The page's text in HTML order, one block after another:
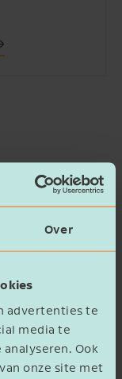
Over
advertenties te
media te
Ook
onze site met
nog wel
omvang